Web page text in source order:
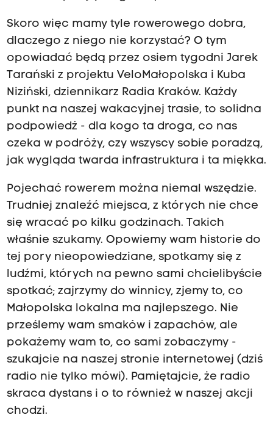
Skoro więc mamy tyle rowerowego dobra,
dlaczego z niego nie korzystać? O tym
opowiadać będą przez osiem tygodni Jarek
Tarański z projektu VeloMałopolska i Kuba
Niziński, dziennikarz Radia Kraków. Każdy
punkt na naszej wakacyjnej trasie, to solidna
podpowiedź - dla kogo ta droga, co nas
czeka w podróży, czy wszyscy sobie poradzą,
jak wygląda twarda infrastruktura i ta miękka.
Pojechać rowerem można niemal wszędzie.
Trudniej znaleźć miejsca, z których nie chce
się wracać po kilku godzinach. Takich
właśnie szukamy. Opowiemy wam historie do
tej pory nieopowiedziane, spotkamy się z
ludźmi, których na pewno sami chcielibyście
spotkać; zajrzymy do winnicy, zjemy to, co
Małopolska lokalna ma najlepszego. Nie
prześlemy wam smaków i zapachów, ale
pokażemy wam to, co sami zobaczymy -
szukajcie na naszej stronie internetowej (dziś
radio nie tylko mówi). Pamiętajcie, że radio
skraca dystans i o to również w naszej akcji
chodzi.